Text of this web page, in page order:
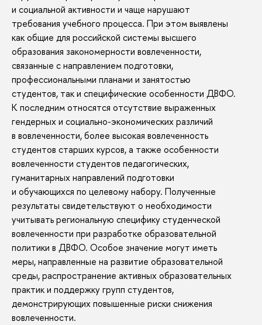
и социальной активности и чаще нарушают
требования учебного процесса. При этом выявлены
как общие для российской системы высшего
образования закономерности вовлеченности,
связанные с направлением подготовки,
профессиональными планами и занятостью
студентов, так и специфические особенности ДВФО.
К последним относятся отсутствие выраженных
гендерных и социально-­экономических различий
в вовлеченности, более высокая вовлеченность
студентов старших курсов, а также особенности
вовлеченности студентов педагогических,
гуманитарных направлений подготовки
и обучающихся по целевому набору. Полученные
результаты свидетельствуют о необходимости
учитывать региональную специфику студенческой
вовлеченности при разработке образовательной
политики в ДВФО. Особое значение могут иметь
меры, направленные на развитие образовательной
среды, распространение активных образовательных
практик и поддержку групп студентов,
демонстрирующих повышенные риски снижения
вовлеченности.